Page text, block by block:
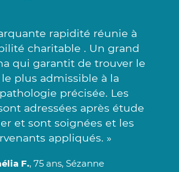
rapidité réunie à
charitable . Un grand
qui garantit de trouver le
plus admissible à la
précisée. Les
adressées après étude
et sont soignées et les
appliqués. »
F., 75 ans, Sézanne